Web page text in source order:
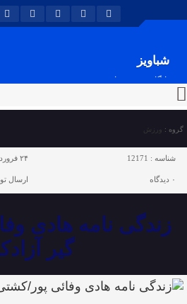
شباویز
پایگاه خبری شباویز
گروه : ورزش
شناسه : 12171 ۲۴ فروردین ۱۴۰۳ - ۲۲:۱۹
۰ دیدگاه ارسال
زندگی نامه هادی
گیر